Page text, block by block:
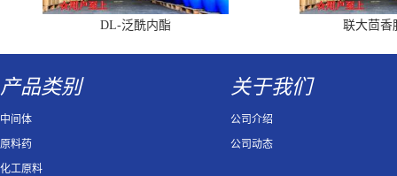
DL-泛酰内酯 联大茴香
产品类别
中间体
原料药
化工原料
关于我们
公司介绍
公司动态